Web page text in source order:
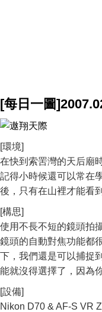
[每日一圖
[環境]
在快到索罟灣的天后廟
記得小時候還可以常在
後，只有在山裡才能看
[構思]
使用不長不短的鏡頭拍
鏡頭的自動對焦功能都
下，我們還是可以捕捉
能就沒得選擇了，因為
[設備]
Nikon D70 & AF-S VR